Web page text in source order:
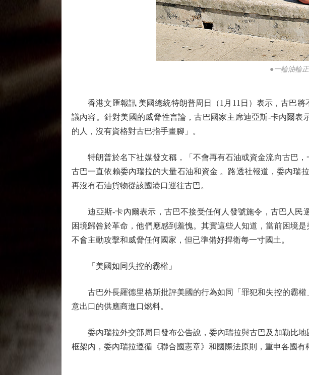
●一輪油輪
香港文匯報訊 美國總統特朗普周日（1月11日）表示，古巴將
議內容。針對美國的威脅性言論，古巴國家主席迪亞斯-卡內爾
的人，沒有資格對古巴指手畫腳」。
特朗普於名下社媒發文稱，「不會再有石油或資金流向古巴，
古巴一直依賴委內瑞拉的大量石油和資金 。路透社報道，委內瑞
再沒有石油貨物從該國港口運往古巴。
迪亞斯-卡內爾表示，古巴不接受任何人發號施令，古巴人民
困境歸咎於革命，他們應感到羞愧。其實這些人知道，當前困境
不會主動攻擊和威脅任何國家，但已準備好捍衛每一寸國土。
「美國如同失控的霸權」
古巴外長羅德里格斯批評美國的行為如同「罪犯和失控的霸權
意出口的供應商進口燃料。
委內瑞拉外交部周日發布公告說，委內瑞拉與古巴及加勒比地
框架內，委內瑞拉遵循《聯合國憲章》和國際法原則，重申各國有